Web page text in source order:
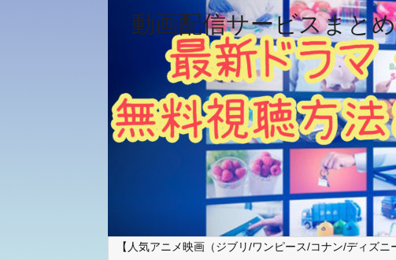
動画配信サービスまと
【人気アニメ映画（ジブリ/ワンピース/コナン/ディズニ